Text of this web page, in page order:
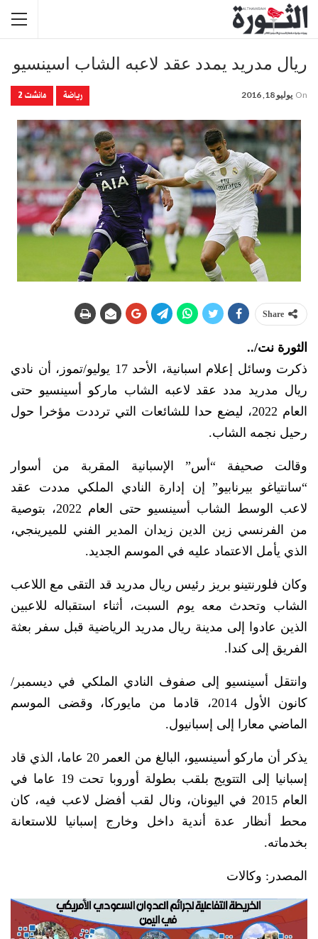
ريال مدريد يمدد عقد لاعبه الشاب اسينسيو
رياضة مانشت 2 On يوليو 18, 2016
Share
الثورة نت/..
ذكرت وسائل إعلام اسبانية، الأحد 17 يوليو/تموز، أن نادي
ريال مدريد مدد عقد لاعبه الشاب ماركو أسينسيو حتى
العام 2022، ليضع حدا للشائعات التي ترددت مؤخرا حول
رحيل نجمه الشاب.
وقالت صحيفة “أس” الإسبانية المقربة من أسوار
“سانتياغو بيرنابيو” إن إدارة النادي الملكي مددت عقد
لاعب الوسط الشاب أسينسيو حتى العام 2022، بتوصية
من الفرنسي زين الدين زيدان المدير الفني للميرينجي،
الذي يأمل الاعتماد عليه في الموسم الجديد.
وكان فلورنتينو بريز رئيس ريال مدريد قد التقى مع اللاعب
الشاب وتحدث معه يوم السبت، أثناء استقباله للاعبين
الذين عادوا إلى مدينة ريال مدريد الرياضية قبل سفر بعثة
الفريق إلى كندا.
وانتقل أسينسيو إلى صفوف النادي الملكي في ديسمبر/
كانون الأول 2014، قادما من مايوركا، وقضى الموسم
الماضي معارا إلى إسبانيول.
يذكر أن ماركو أسينسيو، البالغ من العمر 20 عاما، الذي قاد
إسبانيا إلى التتويج بلقب بطولة أوروبا تحت 19 عاما في
العام 2015 في اليونان، ونال لقب أفضل لاعب فيه، كان
محط أنظار عدة أندية داخل وخارج إسبانيا للاستعانة
بخدماته.
المصدر: وكالات